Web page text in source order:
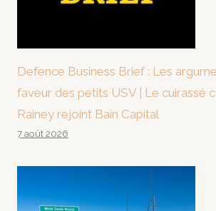
Defence Business Brief : Les
faveur des petits USV | Le cuirassé
Rainey rejoint Bain Capital
7 août 2026